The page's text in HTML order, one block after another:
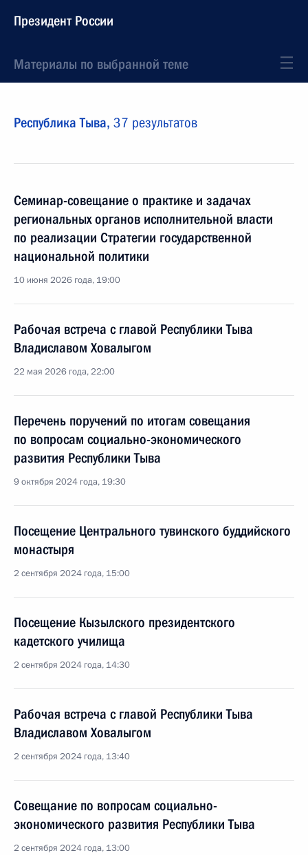
Президент России
Материалы по выбранной теме
Республика Тыва, 37 результатов
Семинар-совещание о практике и задачах
региональных органов исполнительной власти
по реализации Стратегии государственной
национальной политики
10 июня 2026 года, 19:00
Рабочая встреча с главой Республики Тыва
Владиславом Ховалыгом
22 мая 2026 года, 22:00
Перечень поручений по итогам совещания
по вопросам социально-экономического
развития Республики Тыва
9 октября 2024 года, 19:30
Посещение Центрального тувинского буддийского
монастыря
2 сентября 2024 года, 15:00
Посещение Кызылского президентского
кадетского училища
2 сентября 2024 года, 14:30
Рабочая встреча с главой Республики Тыва
Владиславом Ховалыгом
2 сентября 2024 года, 13:40
Совещание по вопросам социально-
экономического развития Республики Тыва
2 сентября 2024 года, 13:00